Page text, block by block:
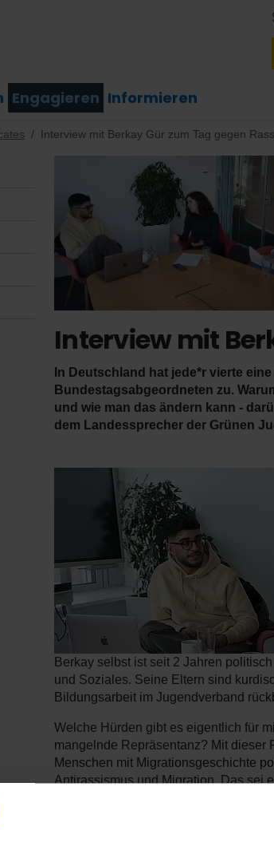
Engagieren Informieren
Interview mit Berkay Gür zum Tag gegen
Interview mit
In Deutschland hat jede*r vierte
Bundestagsabgeordneten zu.
und wie man das ändern kann -
dem Landessprecher der Grünen
Berkay selbst ist seit 2 Jahren
und Soziales. Seine Eltern sind
Bildungsarbeit im Jugendverband
Welche Hürden gibt es eigentlich für
mangelnde Repräsentanz? Mit dieser
Menschen mit Migrationsgeschichte
Antirassismus und Migration. Das sei
finden würden, seien sie dann oft
Dass sie Themengebiete darüber
jetzt bin ich im Jugendverband, jetzt